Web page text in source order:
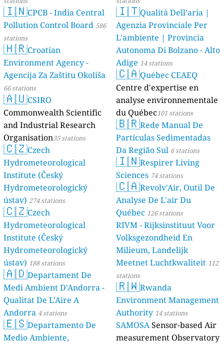
🇮🇳CPCB - India Central
Pollution Control Board 586
stations
🇭🇷Croatian
Environment Agency -
Agencija Za Zaštitu Okoliša
66 stations
🇦🇺CSIRO
Commonwealth Scientific
and Industrial Research
Organisation35 stations
🇨🇿Czech
Hydrometeorological
Institute (Český
Hydrometeorologický
ústav) 274 stations
🇨🇿Czech
Hydrometeorological
Institute (Český
Hydrometeorologický
ústav) 188 stations
🇦🇩Departament De
Medi Ambient D'Andorra -
Qualitat De L'Aire A
Andorra 4 stations
🇪🇸Departamento De
Medio Ambiente,
🇮🇹Qualità Dell’aria |
Agenzia Provinciale Per
L'ambiente | Provincia
Autonoma Di Bolzano - Alto
Adige 14 stations
🇨🇦Québec CEAEQ
Centre d'expertise en
analyse environnementale
du Québec101 stations
🇧🇷Rede Manual De
Partículas Sedimentadas
Da Região Sul 6 stations
🇮🇳Respirer Living
Sciences 74 stations
🇨🇦Revolv'Air, Outil De
Analyse De L'air Du
Québec 126 stations
RIVM - Rijksinstituut Voor
Volksgezondheid En
Milieum, Landelijk
Meetnet Luchtkwaliteit 112
stations
🇷🇼Rwanda
Environment Management
Authority 14 stations
SAMOSASensor-based Air
measurement Observatory